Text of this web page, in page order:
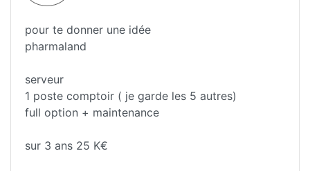
pour te donner une idée
pharmaland
serveur
1 poste comptoir ( je garde les 5 autres)
full option + maintenance
sur 3 ans 25 K€